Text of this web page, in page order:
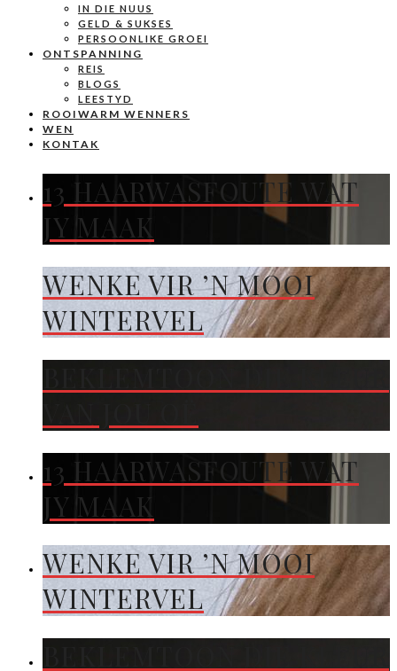
IN DIE NUUS
GELD & SUKSES
PERSOONLIKE GROEI
ONTSPANNING
REIS
BLOGS
LEESTYD
ROOIWARM WENNERS
WEN
KONTAK
13 HAARWASFOUTE WAT
JY MAAK
WENKE VIR ’N MOOI
WINTERVEL
13 HAARWASFOUTE WAT
JY MAAK
WENKE VIR ’N MOOI
WINTERVEL